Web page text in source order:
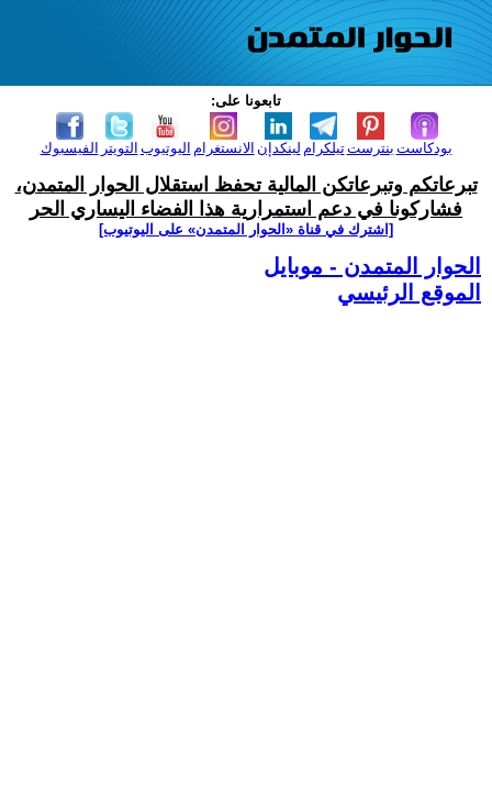
تابعونا على:
الفيسبوك التويتر اليوتيوب الانستغرام لينكدإن تيلكرامبنترست بودكاست
تبرعاتكم وتبرعاتكن المالية تحفظ استقلال الحوار المتمدن،
فشاركونا في دعم استمرارية هذا الفضاء اليساري الحر
[اشترك في قناة ‫«الحوار المتمدن» على اليوتيوب]
الحوار المتمدن - موبايل
الموقع الرئيسي